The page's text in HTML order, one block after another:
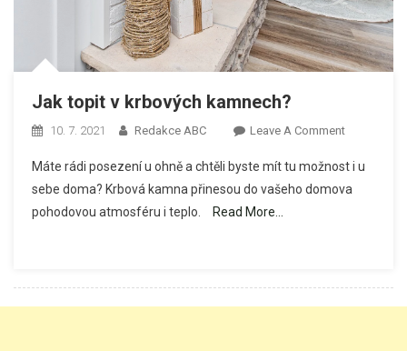
Jak topit v krbových kamnech?
10. 7. 2021 Redakce ABC Leave A CommentOn
Topit
V
Máte rádi posezení u ohně a chtěli byste mít tu možnost i u
sebe doma? Krbová kamna přinesou do vašeho domova
pohodovou atmosféru i teplo.
Read More…